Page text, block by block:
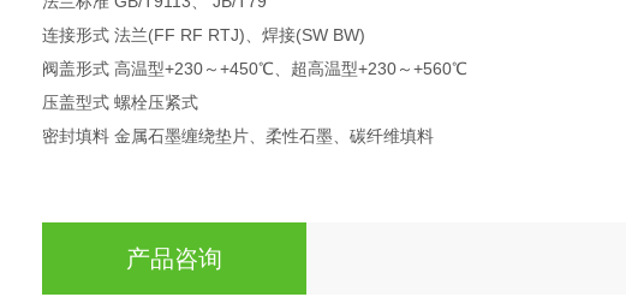
连接形式 法兰(FF RF RTJ)、焊接(SW BW)
阀盖形式 高温型+230～+450℃、超高温型+230～+560℃
压盖型式 螺栓压紧式
密封填料 金属石墨缠绕垫片、柔性石墨、碳纤维填料
产品咨询